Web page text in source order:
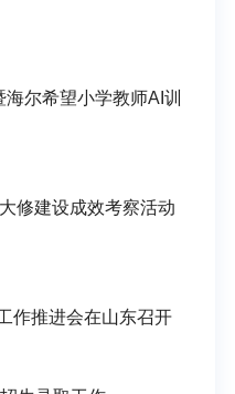
海尔希望小学教师AI训
修建设成效考察活动
作推进会在山东召开